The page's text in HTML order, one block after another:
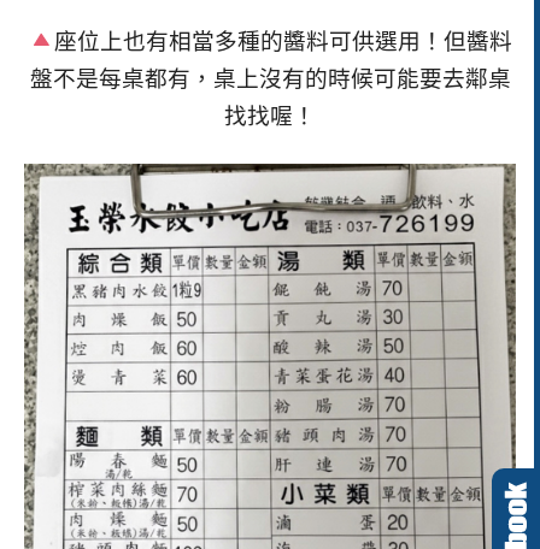
座位上也有相當多種的醬料可供選用！但醬料
盤不是每桌都有，桌上沒有的時候可能要去鄰桌
找找喔！